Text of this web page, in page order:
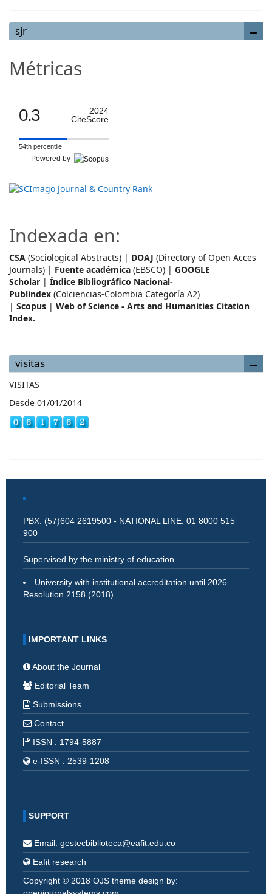
sjr
Métricas
0.3
2024
CiteScore
54th percentile
Powered by
Indexada en:
CSA (Sociological Abstracts) | DOAJ (Directory of Open Acces
Journals) | Fuente académica (EBSCO) | GOOGLE
Scholar | Índice Bibliográfico Nacional-
Publindex (Colciencias-Colombia Categoría A2)
| Scopus | Web of Science - Arts and Humanities Citation
Index.
visitas
VISITAS
Desde 01/01/2014
PBX: (57)604 2619500 - NATIONAL LINE: 01 8000 515
900
Supervised by the ministry of education
University with institutional accreditation until 2026.
Resolution 2158 (2018)
IMPORTANT LINKS
About the Journal
Editorial Team
Submissions
Contact
ISSN : 1794-5887
e-ISSN : 2539-1208
SUPPORT
Email: gestecbiblioteca@eafit.edu.co
Eafit research
Copyright © 2018 OJS theme design by: